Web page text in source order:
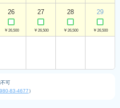
26
￥26,500
27
￥26,500
28
￥26,500
29
￥26,500
可
83-4677）